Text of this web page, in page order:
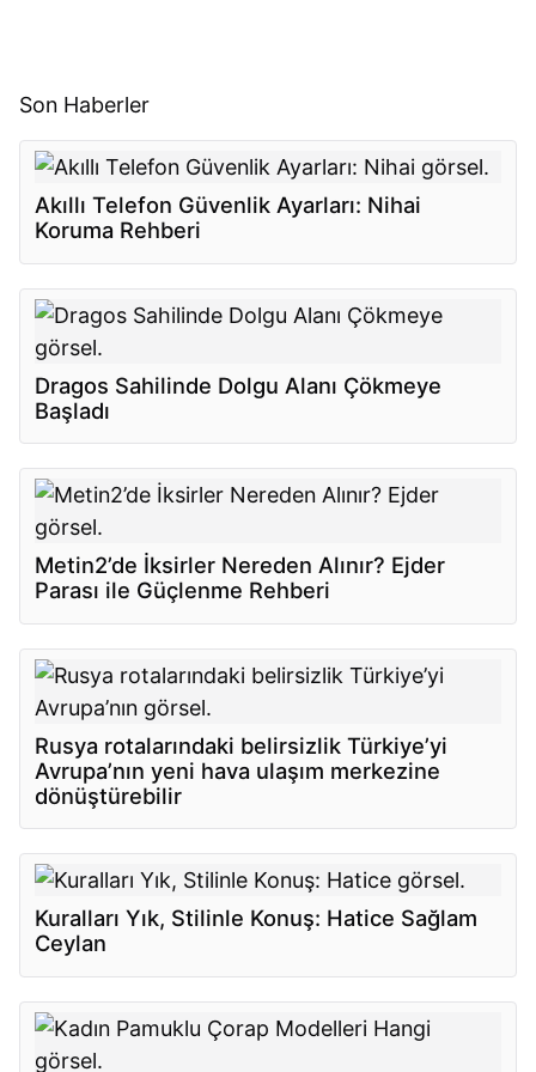
Son Haberler
Akıllı Telefon Güvenlik Ayarları: Nihai
Koruma Rehberi
Dragos Sahilinde Dolgu Alanı Çökmeye
Başladı
Metin2’de İksirler Nereden Alınır? Ejder
Parası ile Güçlenme Rehberi
Rusya rotalarındaki belirsizlik Türkiye’yi
Avrupa’nın yeni hava ulaşım merkezine
dönüştürebilir
Kuralları Yık, Stilinle Konuş: Hatice Sağlam
Ceylan